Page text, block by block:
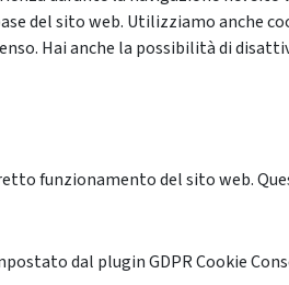
del sito web. Utilizziamo anche
Hai anche la possibilità di
funzionamento del sito web.
dal plugin GDPR Cookie